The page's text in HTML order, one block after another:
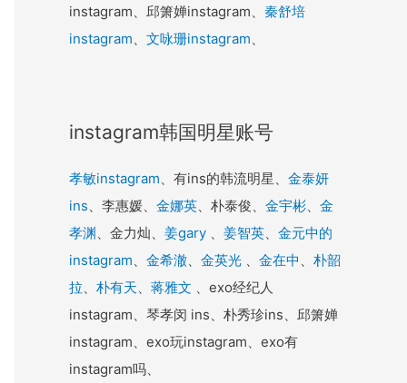
instagram、邱箫婵instagram、 秦舒培
instagram
文咏珊instagram
instagram韩国明星账号
孝敏instagram 、有ins的韩流明星、 金泰妍
ins 、李惠媛、 金娜英 、朴泰俊、 金宇彬
金
孝渊 、金力灿、 姜gary 姜智英
金元中的
instagram
金希澈 金英光 金在中
朴韶
拉
朴有天 蒋雅文 、exo经纪人
instagram、琴孝闵 ins、朴秀珍ins、邱箫婵
instagram、exo玩instagram、exo有
instagram吗、